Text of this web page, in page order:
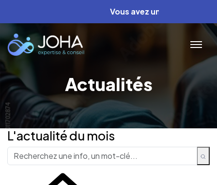
Vous avez un projet ? Nous
Actualités
L'actualité du mois